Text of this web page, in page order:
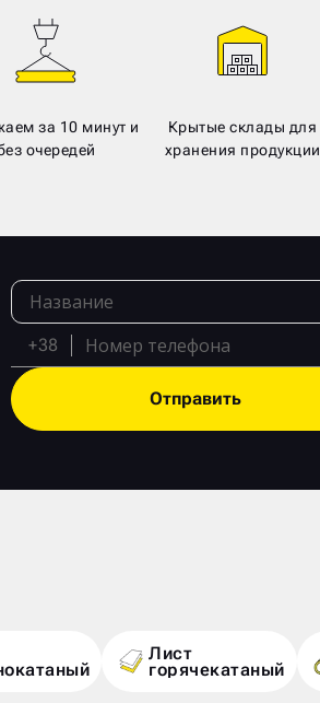
за 10 минут и
очередей
Крытые склады для
хранения продукции
+38
Отправить
Лист
горячекатаный